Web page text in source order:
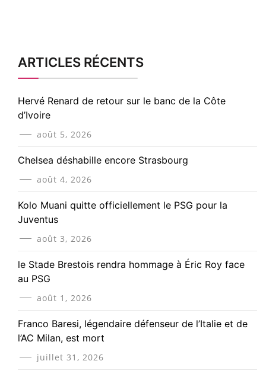
ARTICLES RÉCENTS
Hervé Renard de retour sur le banc de la Côte
d’Ivoire
août 5, 2026
Chelsea déshabille encore Strasbourg
août 4, 2026
Kolo Muani quitte officiellement le PSG pour la
Juventus
août 3, 2026
le Stade Brestois rendra hommage à Éric Roy face
au PSG
août 1, 2026
Franco Baresi, légendaire défenseur de l’Italie et de
l’AC Milan, est mort
juillet 31, 2026